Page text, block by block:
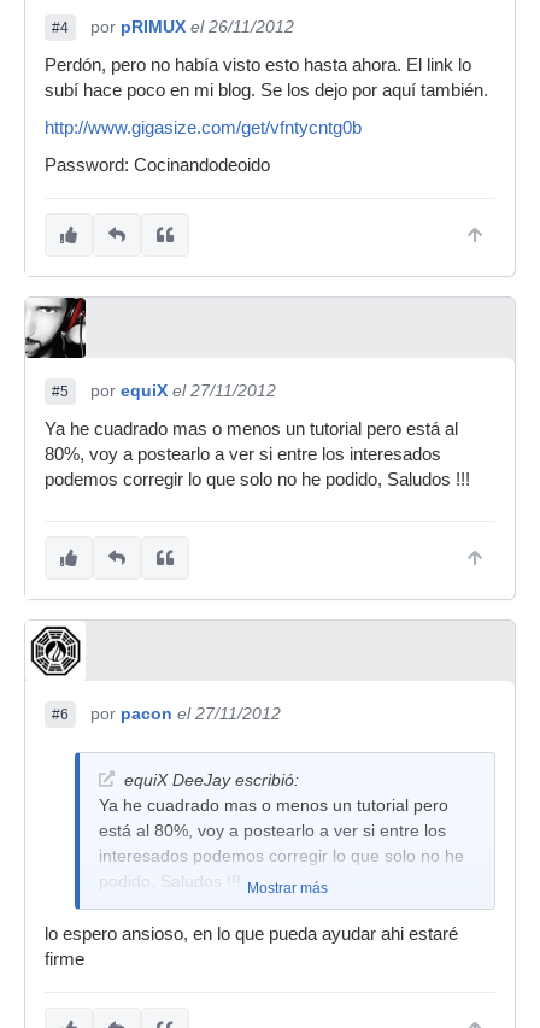
#4 por pRIMUX el 26/11/2012
Perdón, pero no había visto esto hasta ahora. El link lo
subí hace poco en mi blog. Se los dejo por aquí también.
http://www.gigasize.com/get/vfntycntg0b
Password: Cocinandodeoido
#5 por equiX el 27/11/2012
Ya he cuadrado mas o menos un tutorial pero está al
80%, voy a postearlo a ver si entre los interesados
podemos corregir lo que solo no he podido, Saludos !!!
#6 por pacon el 27/11/2012
equiX DeeJay escribió:
Ya he cuadrado mas o menos un tutorial pero
está al 80%, voy a postearlo a ver si entre los
interesados podemos corregir lo que solo no he
podido, Saludos !!!
Mostrar más
lo espero ansioso, en lo que pueda ayudar ahi estaré
firme